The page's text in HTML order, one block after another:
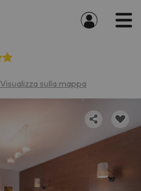
Visualizza sulla mappa